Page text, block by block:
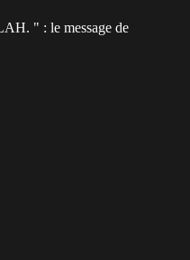
" : le message de